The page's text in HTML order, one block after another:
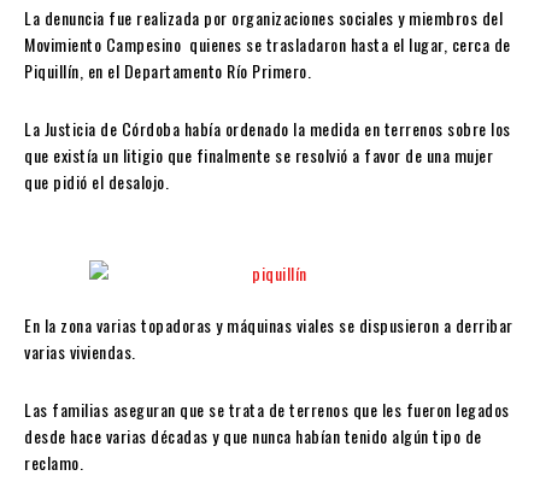
La denuncia fue realizada por organizaciones sociales y miembros del
Movimiento Campesino quienes se trasladaron hasta el lugar, cerca de
Piquillín, en el Departamento Río Primero.
La Justicia de Córdoba había ordenado la medida en terrenos sobre los
que existía un litigio que finalmente se resolvió a favor de una mujer
que pidió el desalojo.
En la zona varias topadoras y máquinas viales se dispusieron a derribar
varias viviendas.
Las familias aseguran que se trata de terrenos que les fueron legados
desde hace varias décadas y que nunca habían tenido algún tipo de
reclamo.